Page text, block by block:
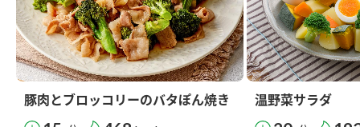
豚肉とブロッコリーのバタぽん焼き 温野菜サラダ